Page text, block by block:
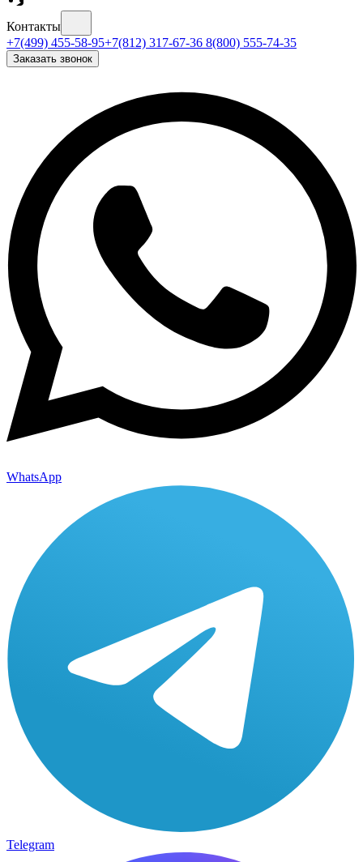
Контакты
+7(499) 455-58-95+7(812) 317-67-36 8(800) 555-74-35
Заказать звонок
WhatsApp
Telegram